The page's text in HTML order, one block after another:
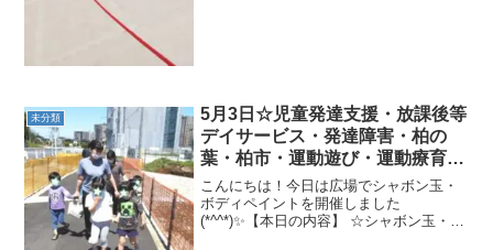
未分類
5月3日☆児童発達支援・放課後等
デイサービス・発達障害・柏の
葉・柏市・運動遊び・運動療育・
プログラム・楽しい療育
こんにちは！今日は広場でシャボン玉・
ボディペイントを開催しました
(*^^*)✨【本日の内容】 ☆シャボン玉・ボ